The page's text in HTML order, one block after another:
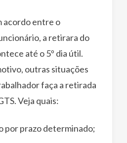
acordo entre o
a retirara do
até o 5º dia útil.
outras situações
faça a retirada
Veja quais:
por prazo determinado;